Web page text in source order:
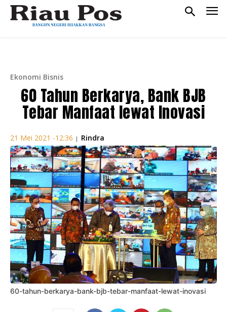
Ekonomi Bisnis
60 Tahun Berkarya, Bank BJB
Tebar Manfaat lewat Inovasi
21 Mei 2021 -12:36 | Rindra
60-tahun-berkarya-bank-bjb-tebar-manfaat-lewat-inovasi